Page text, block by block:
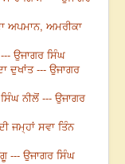
ਅਪਮਾਨ, ਅਮਰੀਕਾ
ਉਜਾਗਰ ਸਿੰਘ
ਦੁਖਾਂਤ --- ਉਜਾਗਰ
ਨੀਲੋਂ --- ਉਜਾਗਰ
ਜਮ੍ਹਾਂ ਸਵਾ ਤਿੰਨ
--- ਉਜਾਗਰ ਸਿੰਘ